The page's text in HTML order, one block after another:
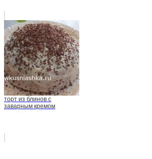
торт из блинов с
заварным кремом